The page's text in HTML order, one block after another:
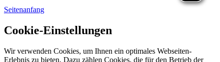
Seitenanfang
Cookie-Einstellungen
Wir verwenden Cookies, um Ihnen ein optimales Webseiten-
Erlebnis zu bieten. Dazu zählen Cookies, die für den Betrieb der